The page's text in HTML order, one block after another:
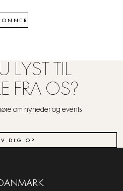
LYST TIL
FRA OS?
om nyheder og events
DIG OP